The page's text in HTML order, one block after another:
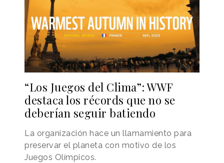
“Los Juegos del Clima”: WWF
destaca los récords que no se
deberían seguir batiendo
La organización hace un llamamiento para
preservar el planeta con motivo de los
Juegos Olímpicos.